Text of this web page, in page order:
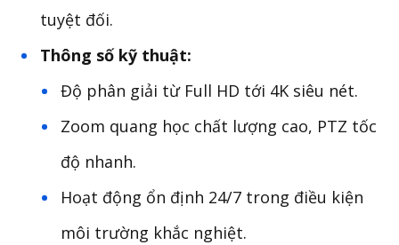
tuyệt đối.
Thông số kỹ thuật:
Độ phân giải từ Full HD tới 4K siêu nét.
Zoom quang học chất lượng cao, PTZ tốc
độ nhanh.
Hoạt động ổn định 24/7 trong điều kiện
môi trường khắc nghiệt.